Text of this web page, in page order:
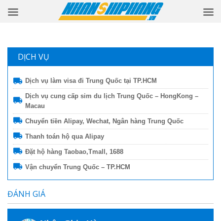
DỊCH VỤ
Dịch vụ làm visa đi Trung Quốc tại TP.HCM
Dịch vụ cung cấp sim du lịch Trung Quốc – HongKong –
Macau
Chuyển tiền Alipay, Wechat, Ngân hàng Trung Quốc
Thanh toán hộ qua Alipay
Đặt hộ hàng Taobao,Tmall, 1688
Vận chuyển Trung Quốc – TP.HCM
ĐÁNH GIÁ